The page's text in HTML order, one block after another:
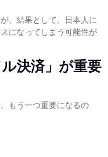
、結果として、日本人に
になってしまう可能性が
決済」が重要
もう一つ重要になるの